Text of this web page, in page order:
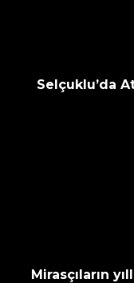
Selçuklu’da
Mirasçıların